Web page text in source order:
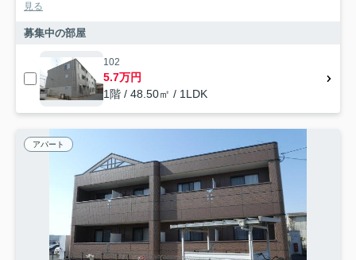
見る
募集中の部屋
102
5.7万円
1階 / 48.50㎡ / 1LDK
アパート